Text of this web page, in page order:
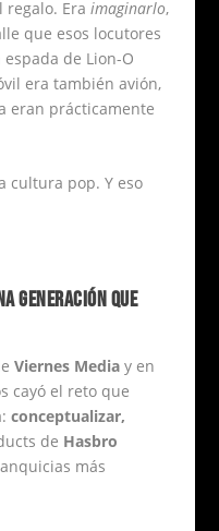
regalo. Era imaginarlo,
que esos locutores
de Lion-O
era también avión,
eran prácticamente
cultura pop. Y eso
GENERACIÓN QUE
Viernes Mediay en
cayó el reto que
conceptualizar,
de Hasbro
más